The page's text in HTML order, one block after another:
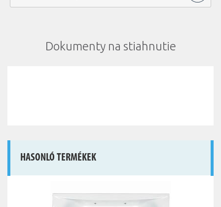
Dokumenty na stiahnutie
HASONLÓ TERMÉKEK